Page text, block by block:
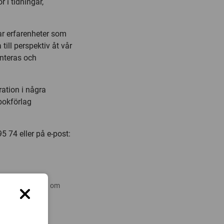
erfarenheter som
till perspektiv åt vår
och
i några
74 eller på e-post:
forskning om